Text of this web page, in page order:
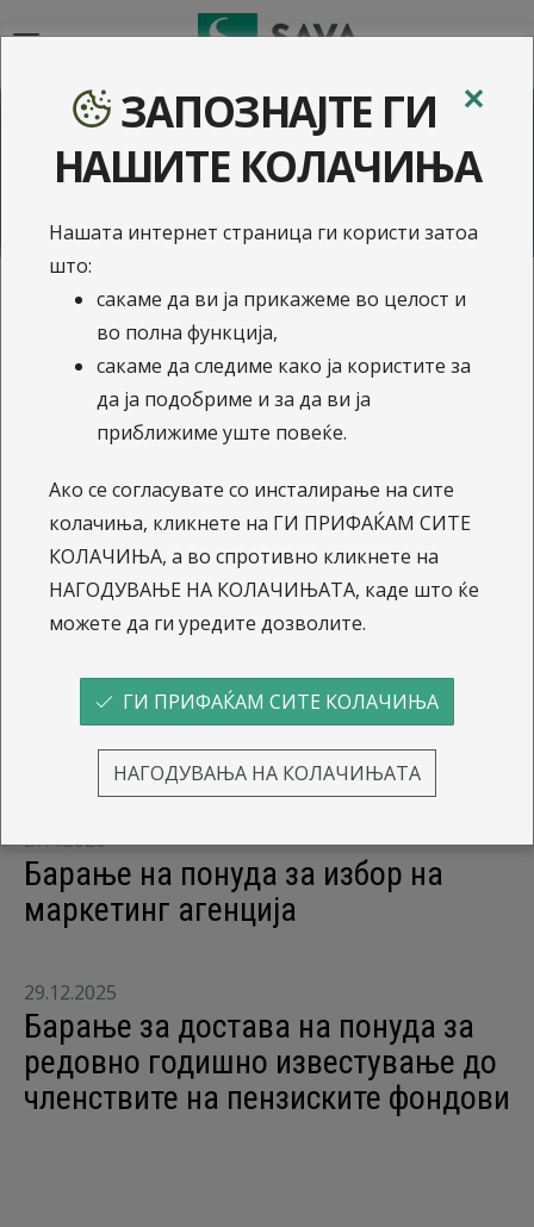
Инсталирај ја апликацијата и
имај целосен и навремен увид
во својата пензиска заштеда
Принос од инвестиции
Задолжителен пензиски фонд
Принос од инвестиции
Доброволен пензиски фонд
Мој пензиски план - правни лица
Појаснување на детален извештај
за пензиска заштеда
Ажурирајте ги своите податоци
Сава пензиско друштво
Ние креираме решенија за вашата иднина
Соопштенија
13.7.2026
Известување за исплата на
дивиденда
27.4.2026
Барање на понуда за избор на
маркетинг агенција
29.12.2025
Барање за достава на понуда за
редовно годишно известување до
членствите на пензиските фондови
✕
ЗАПОЗНАЈТЕ ГИ
НАШИТЕ КОЛАЧИЊА
Нашата интернет страница ги користи затоа
што:
сакаме да ви ја прикажеме во целост и
во полна функција,
сакаме да следиме како ја користите за
да ја подобриме и за да ви ја
приближиме уште повеќе.
Ако се согласувате со инсталирање на сите
колачиња, кликнете на ГИ ПРИФАЌАМ СИТЕ
КОЛАЧИЊА, а во спротивно кликнете на
НАГОДУВАЊЕ НА КОЛАЧИЊАТА, каде што ќе
можете да ги уредите дозволите.
ГИ ПРИФАЌАМ СИТЕ КОЛАЧИЊА
НАГОДУВАЊА НА КОЛАЧИЊАТА